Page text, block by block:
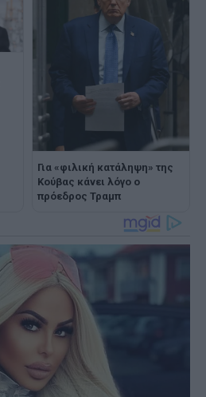
Για «φιλική κατάληψη» της
Κούβας κάνει λόγο ο
πρόεδρος Τραμπ